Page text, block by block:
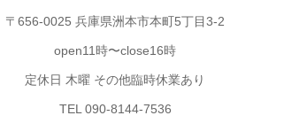
〒656-0025 兵庫県洲本市本町5丁目3-2
open11時〜close16時
定休日 木曜 その他臨時休業あり
TEL 090-8144-7536